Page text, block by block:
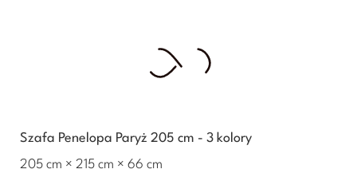
Szafa Penelopa Paryż 205 cm - 3 kolory
205 cm × 215 cm × 66 cm